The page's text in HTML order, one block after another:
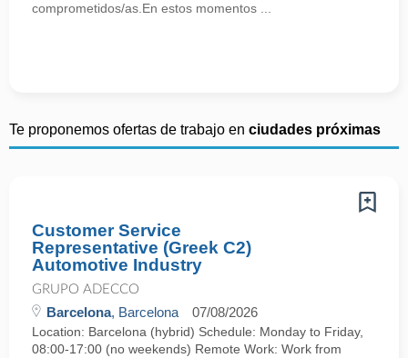
comprometidos/as.En estos momentos ...
Te proponemos ofertas de trabajo en ciudades próximas
Customer Service
Representative (Greek C2)
Automotive Industry
GRUPO ADECCO
Barcelona, Barcelona 07/08/2026
Location: Barcelona (hybrid) Schedule: Monday to Friday,
08:00-17:00 (no weekends) Remote Work: Work from